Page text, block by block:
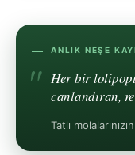
ANLIK NEŞE
Her bir
canlandıran,
Tatlı